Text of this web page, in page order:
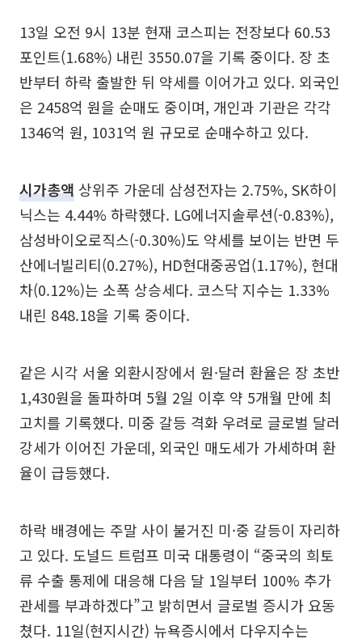
13일 오전 9시 13분 현재 코스피는 전장보다 60.53
포인트(1.68%) 내린 3550.07을 기록 중이다. 장 초
반부터 하락 출발한 뒤 약세를 이어가고 있다. 외국인
은 2458억 원을 순매도 중이며, 개인과 기관은 각각
1346억 원, 1031억 원 규모로 순매수하고 있다.
시가총액 상위주 가운데 삼성전자는 2.75%, SK하이
닉스는 4.44% 하락했다. LG에너지솔루션(-0.83%),
삼성바이오로직스(-0.30%)도 약세를 보이는 반면 두
산에너빌리티(0.27%), HD현대중공업(1.17%), 현대
차(0.12%)는 소폭 상승세다. 코스닥 지수는 1.33%
내린 848.18을 기록 중이다.
같은 시각 서울 외환시장에서 원·달러 환율은 장 초반
1,430원을 돌파하며 5월 2일 이후 약 5개월 만에 최
고치를 기록했다. 미중 갈등 격화 우려로 글로벌 달러
강세가 이어진 가운데, 외국인 매도세가 가세하며 환
율이 급등했다.
하락 배경에는 주말 사이 불거진 미·중 갈등이 자리하
고 있다. 도널드 트럼프 미국 대통령이 “중국의 희토
류 수출 통제에 대응해 다음 달 1일부터 100% 추가
관세를 부과하겠다”고 밝히면서 글로벌 증시가 요동
쳤다. 11일(현지시간) 뉴욕증시에서 다우지수는